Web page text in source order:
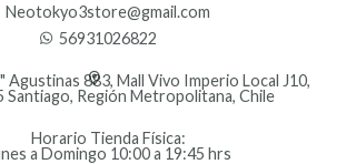
Neotokyo3store@gmail.com
56931026822
Agustinas 883, Mall Vivo Imperio Local J10,
Santiago, Región Metropolitana, Chile
Horario Tienda Física:
a Domingo 10:00 a 19:45 hrs